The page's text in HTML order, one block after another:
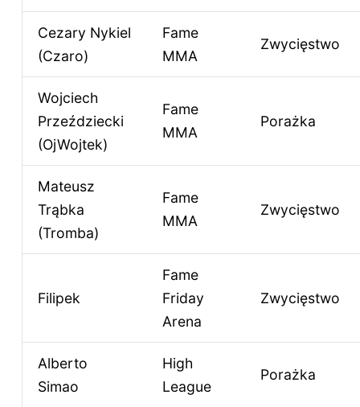
Cezary Nykiel
(Czaro)
Fame
MMA
Zwycięstwo
Wojciech
Przeździecki
(OjWojtek)
Fame
MMA
Porażka
Mateusz
Trąbka
(Tromba)
Fame
MMA
Zwycięstwo
Filipek
Fame
Friday
Arena
Zwycięstwo
Alberto
Simao
High
League
Porażka